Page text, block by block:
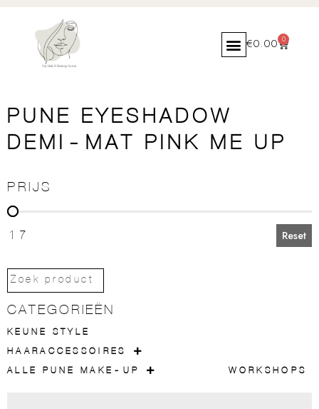
€0.00 0
PUNE EYESHADOW
DEMI-MAT PINK ME UP
PRIJS
PRIJS
17 Reset
CATEGORIEËN
KEUNE STYLE
HAARACCESSOIRES
ALLE PUNE MAKE-UP
WORKSHOPS